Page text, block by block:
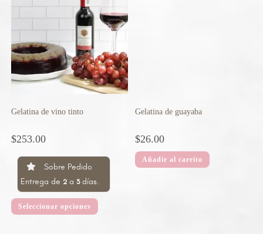
Gelatina de vino tinto
$253.00
Sobre Pedido
Entrega de 2a 3días.
Seleccionar opciones
Gelatina de guayaba
$26.00
Añadir al carrito